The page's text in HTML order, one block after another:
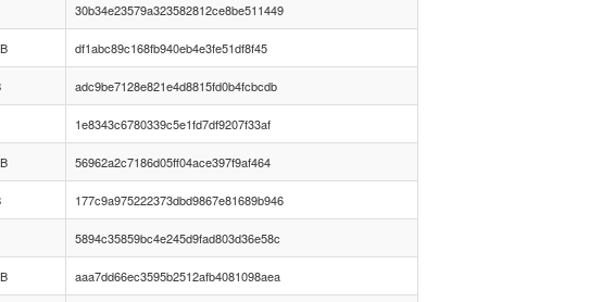
30b34e23579a323582812ce8be511449
df1abc89c168fb940eb4e3fe51df8f45
adc9be7128e821e4d8815fd0b4fcbcdb
1e8343c6780339c5e1fd7df9207f33af
56962a2c7186d05ff04ace397f9af464
177c9a975222373dbd9867e81689b946
5894c35859bc4e245d9fad803d36e58c
aaa7dd66ec3595b2512afb4081098aea